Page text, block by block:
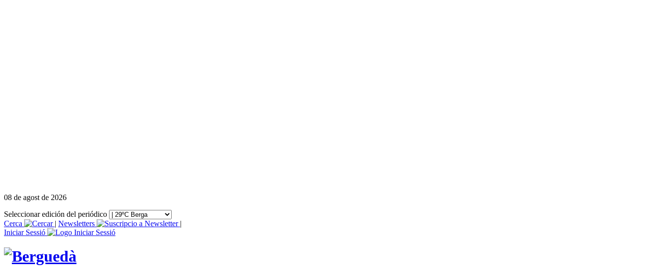
08 de agost de 2026
Seleccionar edición del periódico
Cerca
| Newsletters
|
Iniciar Sessió